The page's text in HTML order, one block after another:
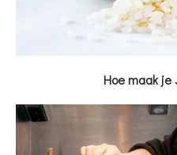
Hoe maak je